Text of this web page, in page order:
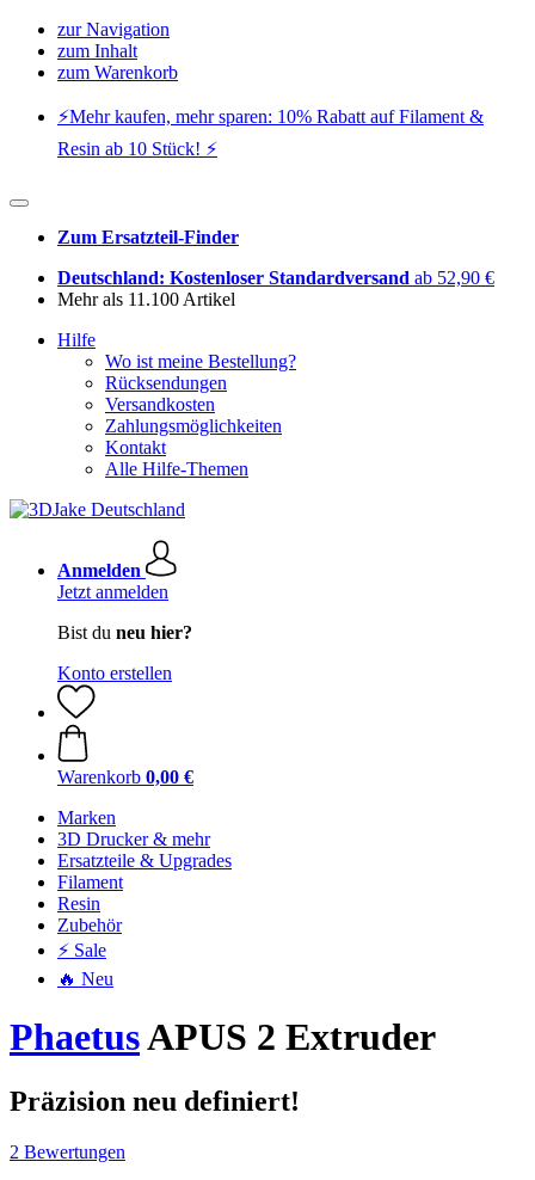
zur Navigation
zum Inhalt
zum Warenkorb
⚡️Mehr kaufen, mehr sparen: 10% Rabatt auf Filament &
Resin ab 10 Stück! ⚡️
Zum Ersatzteil-Finder
Deutschland: Kostenloser Standardversand ab 52,90 €
Mehr als 11.100 Artikel
Hilfe
Wo ist meine Bestellung?
Rücksendungen
Versandkosten
Zahlungsmöglichkeiten
Kontakt
Alle Hilfe-Themen
Anmelden
Jetzt anmelden
Bist du neu hier?
Konto erstellen
Warenkorb 0,00 €
Marken
3D Drucker & mehr
Ersatzteile & Upgrades
Filament
Resin
Zubehör
⚡ Sale
🔥 Neu
PhaetusAPUS 2 Extruder
Präzision neu definiert!
2 Bewertungen